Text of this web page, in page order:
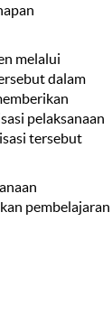
melalui
dalam
pelaksanaan
tersebut
pembelajaran